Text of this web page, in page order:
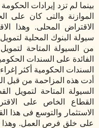
بينما لم تزد إيرادات
الموازنة والتى كان على
الاقتراض المحلى. وهذا
سيولة البنوك المحلية
من السيولة المتاحة
الفائدة على السندات
السندات الحكومية أكثر
أدت هذه المزاحمة من قبل
السيولة المتاحة لتمويل
القطاع الخاص على
الاستثمار والتوسع فى هذا
على خلق فرص العمل. وهذا